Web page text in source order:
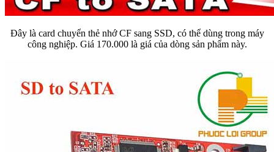
Đây là card chuyển thẻ nhớ CF sang SSD, có thể dùng trong máy
công nghiệp. Giá 170.000 là giá của dòng sản phẩm này.